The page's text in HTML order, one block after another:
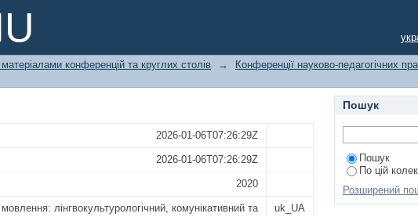
комунікативний та
ІІ Міжнародної науково-практичної
19-20 листопада 2020 р.
конференцій та круглих столів → Конференції науково-педагогічних
2026-01-06T07:26:29Z
2026-01-06T07:26:29Z
2020
лінгвокультурологічний, комунікативний та
uk_UA
Пошук
Пошук
По цій
Розширений